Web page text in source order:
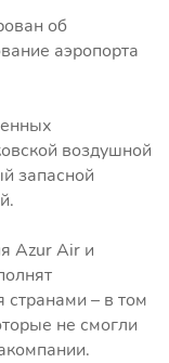
об
аэропорта
воздушной
запасной
Azur Air и
– в том
не смогли